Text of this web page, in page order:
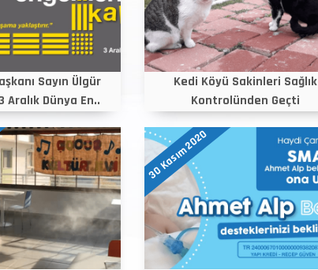
Sayın Ülgür
Aralık Dünya En..
Kedi Köyü Sakinleri Sağlık
Kontrolünden Geçti
30 Kasım 2020